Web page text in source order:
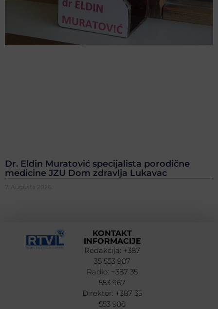
Dr. Eldin Muratović specijalista porodične
medicine JZU Dom zdravlja Lukavac
7. Augusta 2026.
KONTAKT
INFORMACIJE
Redakcija: +387
35 553 987
Radio: +387 35
553 967
Direktor: +387 35
553 988